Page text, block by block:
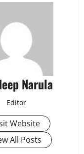
Narula
Editor
Website
All Posts